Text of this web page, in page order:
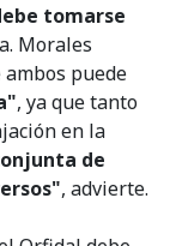
tomarse
Morales
puede
, ya que tanto
en la
de
, advierte.